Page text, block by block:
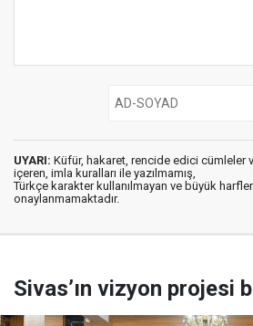
UYARI: Küfür, hakaret, rencide edici cümleler
içeren, imla kuralları ile yazılmamış,
Türkçe karakter kullanılmayan ve büyük
onaylanmamaktadır.
Sivas’ın vizyon projesi